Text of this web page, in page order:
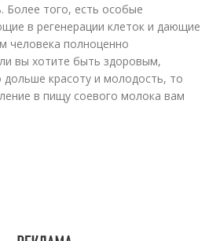
Более того, есть особые
в регенерации клеток и дающие
человека полноценно
вы хотите быть здоровым,
дольше красоту и молодость, то
в пищу соевого молока вам